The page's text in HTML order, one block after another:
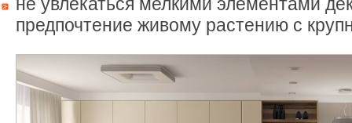
предпочтение живому растению с